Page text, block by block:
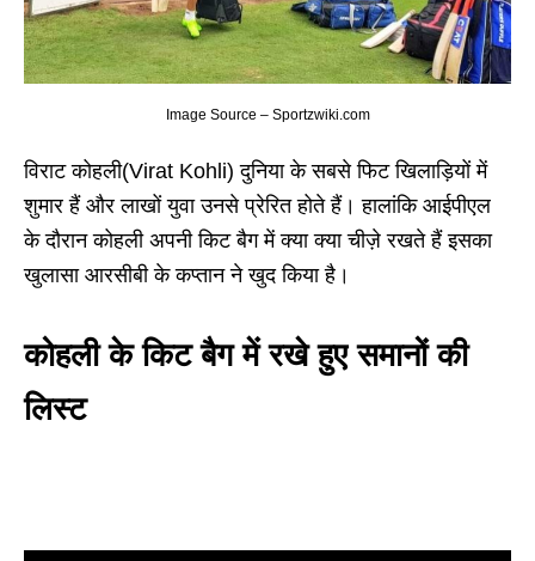
Image Source – Sportzwiki.com
विराट कोहली(Virat Kohli) दुनिया के सबसे फिट खिलाड़ियों में
शुमार हैं और लाखों युवा उनसे प्रेरित होते हैं। हालांकि आईपीएल
के दौरान कोहली अपनी किट बैग में क्या क्या चीज़े रखते हैं इसका
खुलासा आरसीबी के कप्तान ने खुद किया है।
कोहली के किट बैग में रखे हुए समानों की
लिस्ट